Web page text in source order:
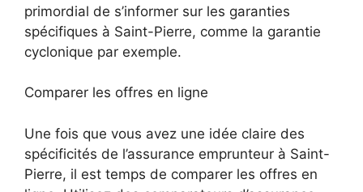
primordial de s’informer sur les garanties
spécifiques à Saint-Pierre, comme la garantie
cyclonique par exemple.
Comparer les offres en ligne
Une fois que vous avez une idée claire des
spécificités de l’assurance emprunteur à Saint-
Pierre, il est temps de comparer les offres en